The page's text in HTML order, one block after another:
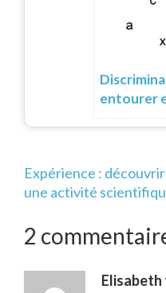
entourer
Navigation
de
Expérience : découvrir
une activité
2